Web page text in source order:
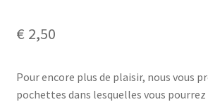
€ 2,50
Pour encore plus de plaisir, nous vous
pochettes dans lesquelles vous